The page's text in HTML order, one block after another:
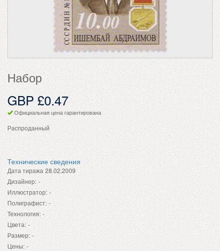
Набор
GBP £0.47
Официальная цена гарантирована
Распроданный
Технические сведения
Дата тиража 28.02.2009
Дизайнер: -
Иллюстратор: -
Полиграфист: -
Технология: -
Цвета: -
Размер: -
Цены: -